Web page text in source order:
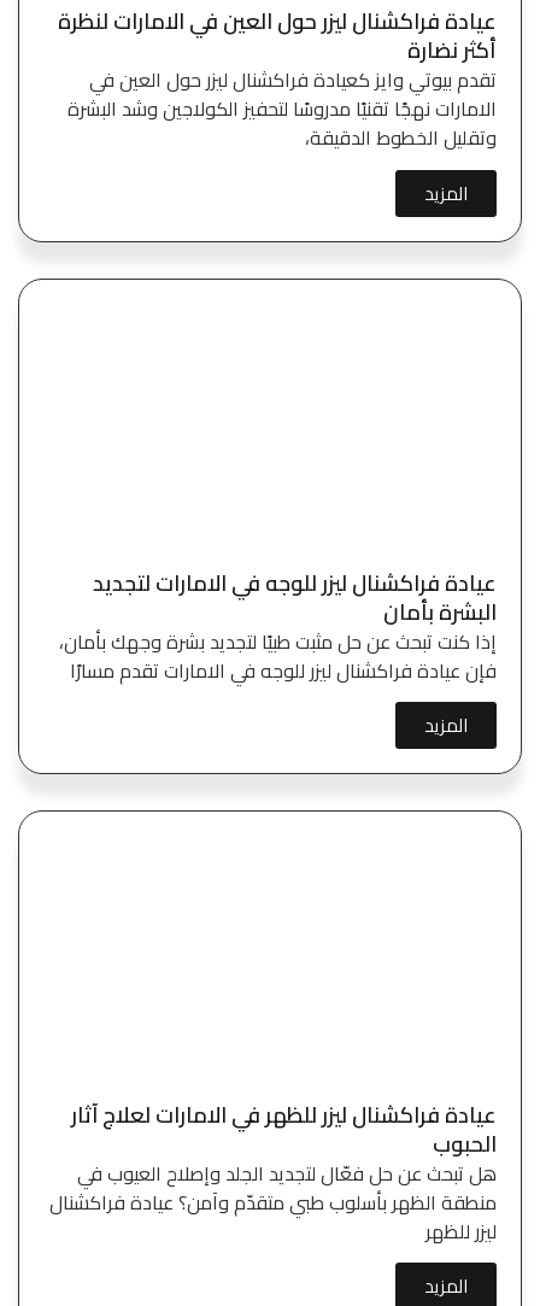
عيادة فراكشنال ليزر حول العين في الامارات لنظرة
أكثر نضارة
تقدم بيوتي وايز كعيادة فراكشنال ليزر حول العين في
الامارات نهجًا تقنيًا مدروسًا لتحفيز الكولاجين وشد البشرة
وتقليل الخطوط الدقيقة،
المزيد
عيادة فراكشنال ليزر للوجه في الامارات لتجديد
البشرة بأمان
إذا كنت تبحث عن حل مثبت طبيًا لتجديد بشرة وجهك بأمان،
فإن عيادة فراكشنال ليزر للوجه في الامارات تقدم مسارًا
المزيد
عيادة فراكشنال ليزر للظهر في الامارات لعلاج آثار
الحبوب
هل تبحث عن حل فعّال لتجديد الجلد وإصلاح العيوب في
منطقة الظهر بأسلوب طبي متقدّم وآمن؟ عيادة فراكشنال
ليزر للظهر
المزيد